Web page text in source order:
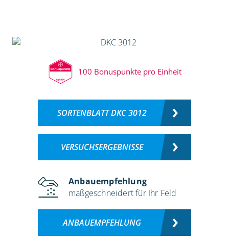
100 Bonuspunkte pro Einheit
SORTENBLATT DKC 3012
VERSUCHSERGEBNISSE
Anbauempfehlung
maßgeschneidert für Ihr Feld
ANBAUEMPFEHLUNG